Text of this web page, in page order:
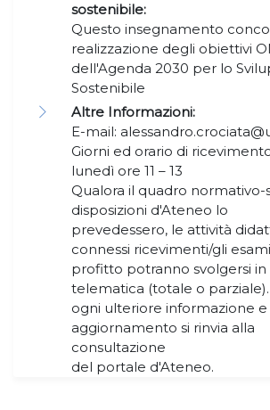
sostenibile:
Questo insegnamento
realizzazione degli obiettivi
dell'Agenda 2030 per lo
Sostenibile
Altre Informazioni:
E-mail:
Giorni ed orario di
lunedì ore 11 – 13
Qualora il quadro normativo-
disposizioni d'Ateneo lo
prevedessero, le attività
connessi ricevimenti/gli
profitto potranno svolgersi
telematica (totale o
ogni ulteriore informazione e
aggiornamento si rinvia alla
consultazione
del portale d'Ateneo.